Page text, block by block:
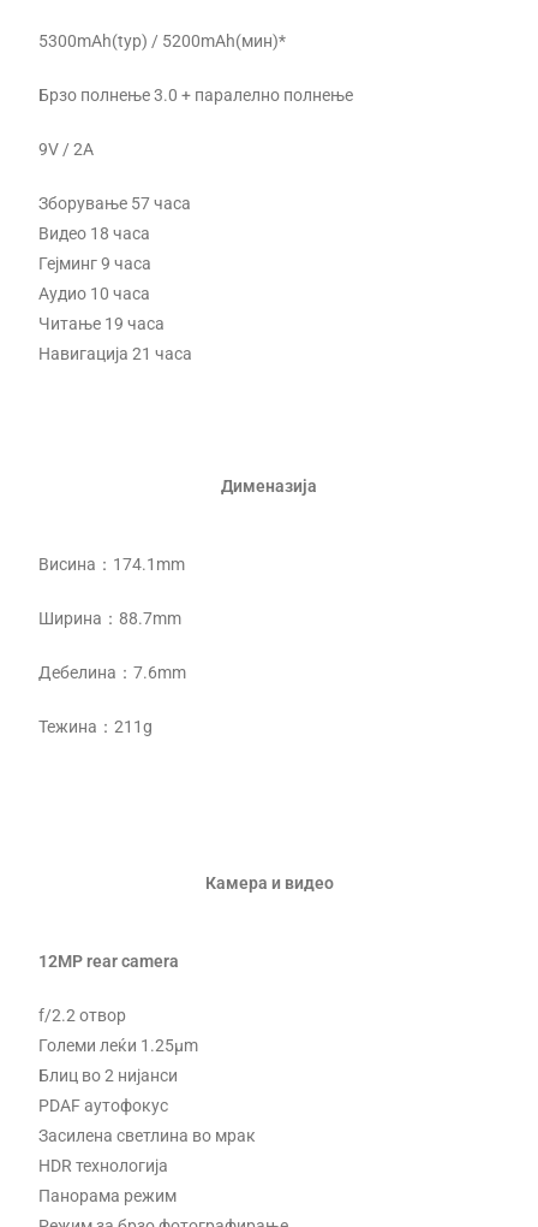
5300mAh(typ) / 5200mAh(мин)*
Брзо полнење 3.0 + паралелно полнење
9V / 2A
Зборување 57 часа
Видео 18 часа
Гејминг 9 часа
Аудио 10 часа
Читање 19 часа
Навигација 21 часа
Дименазија
Висина：174.1mm
Ширина：88.7mm
Дебелина：7.6mm
Тежина：211g
Камера и видео
12MP rear camera
f/2.2 отвор
Големи леќи 1.25μm
Блиц во 2 нијанси
PDAF аутофокус
Засилена светлина во мрак
HDR технологија
Панорама режим